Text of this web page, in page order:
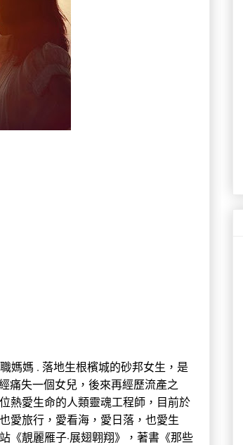
媽媽 . 落地生根檳城的砂邦女生，是
痛失一個女兒，後來再經歷流產之
熱愛生命的人類靈魂工程師，目前於
愛旅行，愛看海，愛日落，也愛生
《靚麗雁子·展翅翺翔》，著書《那些